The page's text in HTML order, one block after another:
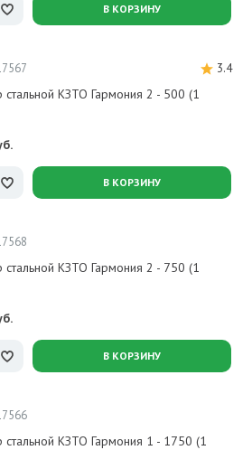
В КОРЗИНУ
3.4
стальной КЗТО Гармония 2 - 500 (1
В КОРЗИНУ
стальной КЗТО Гармония 2 - 750 (1
В КОРЗИНУ
стальной КЗТО Гармония 1 - 1750 (1